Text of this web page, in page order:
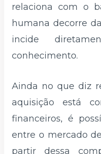
relaciona com o
humana decorre
incide
conhecimento.
Ainda no que diz
aquisição está
financeiros, é
entre o mercado
partir dessa